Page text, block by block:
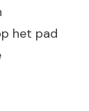
het pad